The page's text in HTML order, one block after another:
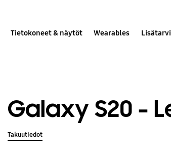
Tietokoneet & näytöt Wearables
Galaxy S20 -
Takuutiedot